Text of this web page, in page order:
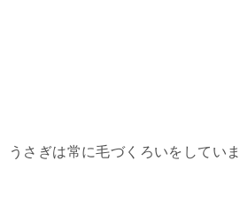
うさぎは常に毛づくろいをしていま